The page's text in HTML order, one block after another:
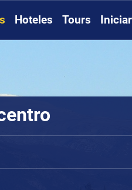
Hoteles Tours